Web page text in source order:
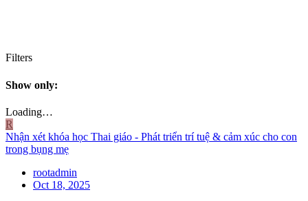
Filters
Show only:
Loading…
R
Nhận xét khóa học Thai giáo - Phát triển trí tuệ & cảm xúc cho con
trong bụng mẹ
rootadmin
Oct 18, 2025